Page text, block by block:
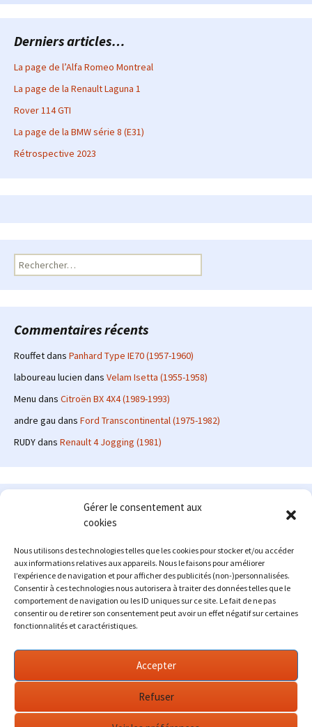
Gérer le consentement aux
cookies
Nous utilisons des technologies telles que les cookies pour stocker et/ou accéder
aux informations relatives aux appareils. Nous le faisons pour améliorer
l’expérience de navigation et pour afficher des publicités (non-)personnalisées.
Consentir à ces technologies nous autorisera à traiter des données telles que le
comportement de navigation ou les ID uniques sur ce site. Le fait de ne pas
consentir ou de retirer son consentement peut avoir un effet négatif sur certaines
fonctionnalités et caractéristiques.
Accepter
Refuser
Derniers articles…
La page de l’Alfa Romeo Montreal
La page de la Renault Laguna 1
Rover 114 GTI
La page de la BMW série 8 (E31)
Rétrospective 2023
Rechercher :
Commentaires récents
Rouffetdans Panhard Type IE70 (1957-1960)
laboureau lucien dans Velam Isetta (1955-1958)
Menu dans Citroën BX 4X4 (1989-1993)
andre gau dans Ford Transcontinental (1975-1982)
RUDYdans Renault 4 Jogging (1981)
Le site en quelques mots
: passionné d'automobile ancienne depuis de
nombreuses années, j'ai commencé à partager ma passion sur
internet à partir de 2009 au travers d'un blog qui a connu un relatif
succès. Fin 2013, je décide de prendre mon autonomie et me lancer
avec mon propre site : l'Automobile Ancienne.
Me contacter : alex(at)lautomobileancienne.com